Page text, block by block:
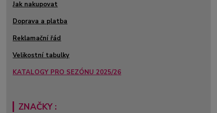
Jak nakupovat
Doprava a platba
Reklamační řád
Velikostní tabulky
KATALOGY PRO SEZÓNU 2025/26
ZNAČKY :